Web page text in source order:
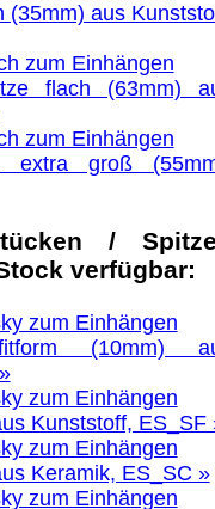
(35mm) aus
flach (63mm)
extra groß
/
verfügbar:
(10mm)
Kunststoff, ES_SF
Keramik, ES_SC »